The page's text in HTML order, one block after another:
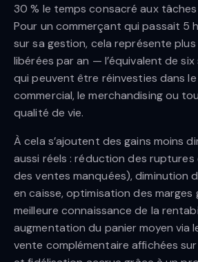
30 % le temps consacré aux
Pour un commerçant qui passait 5
sur sa gestion, cela représente
libérées par an — l’équivalent de
qui peuvent être réinvesties dans
commercial, le merchandising ou
qualité de vie.
À cela s’ajoutent des gains moins
aussi réels : réduction des
des ventes manquées), diminution
en caisse, optimisation des marges
meilleure connaissance de la
augmentation du panier moyen via
vente complémentaire affichées sur